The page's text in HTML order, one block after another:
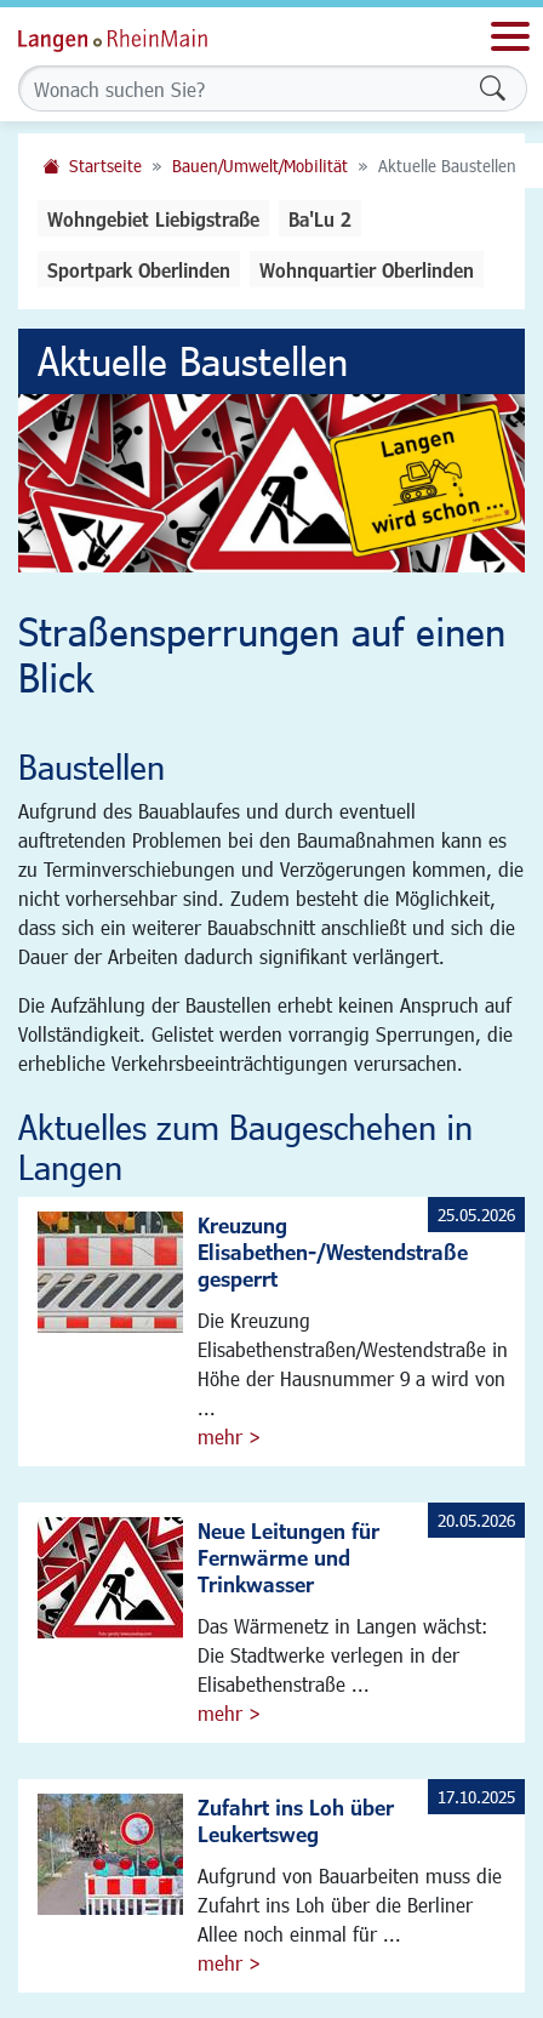
Startseite Bauen/Umwelt/Mobilität Aktuelle Baustellen
Wohngebiet Liebigstraße Ba'Lu 2
Sportpark Oberlinden Wohnquartier Oberlinden
Aktuelle Baustellen
Straßensperrungen auf einen
Blick
Baustellen
Aufgrund des Bauablaufes und durch eventuell
auftretenden Problemen bei den Baumaßnahmen kann es
zu Terminverschiebungen und Verzögerungen kommen, die
nicht vorhersehbar sind. Zudem besteht die Möglichkeit,
dass sich ein weiterer Bauabschnitt anschließt und sich die
Dauer der Arbeiten dadurch signifikant verlängert.
Die Aufzählung der Baustellen erhebt keinen Anspruch auf
Vollständigkeit. Gelistet werden vorrangig Sperrungen, die
erhebliche Verkehrsbeeinträchtigungen verursachen.
Aktuelles zum Baugeschehen in
Langen
Kreuzung
Elisabethen-/Westendstraße
gesperrt
Die Kreuzung
Elisabethenstraßen/Westendstraße in
Höhe der Hausnummer 9 a wird von
...
mehr >
25.05.2026
Neue Leitungen für
Fernwärme und
Trinkwasser
Das Wärmenetz in Langen wächst:
Die Stadtwerke verlegen in der
Elisabethenstraße ...
mehr >
20.05.2026
Zufahrt ins Loh über
Leukertsweg
Aufgrund von Bauarbeiten muss die
Zufahrt ins Loh über die Berliner
Allee noch einmal für ...
mehr >
17.10.2025